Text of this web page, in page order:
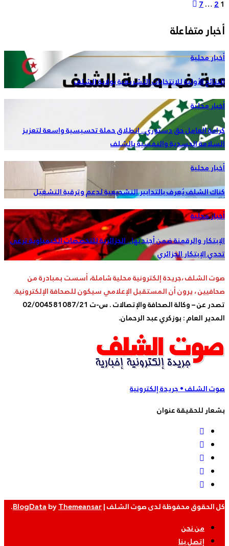
تعدد
صفحات
المقالات
1
2
…
7
أخبار متفاعلة
أخبار محلية
النتائج الأولية للانتخابات التشريعية بولاية الشلف
أخبار محلية
كرامة العامل حق دستوري.. انطلاق حملة تحسيسية واسعة لتعزيز
السلامة الجسدية والنفسية بالشلف
أخبار محلية
كناك الشلف يُعرف بالتدابير التشجيعية لدعم وترقية التشغيل
أخبار محلية
الإبتكار والرقمنة ضمن أجندتها.. الجزائرية للتخصصات الكيمياوية ترعى
تحدي الإبتكار الجزائري
صوت الشلف ،جريدة إلكترونية محلية شاملة، أسست بمبادرة من
صحافيين ، يرون أن المستقبل الإعلامي سيكون للصحافة الإلكترونية.
تصدر عن – وكالة الصحافة والإتصالات . س-ت 02/004581087/21
المدير العام : بوزكري عبد الرحمان.
صوت الشلف • جريدة إلكترونية
بشعار للحقيقة عنوان
كل الحقوق محفوظة لدى صوت الشلف|
BlogDatabyThemeansar
.
من نحن
إتصل بنا